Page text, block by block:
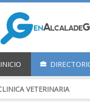
INICIO